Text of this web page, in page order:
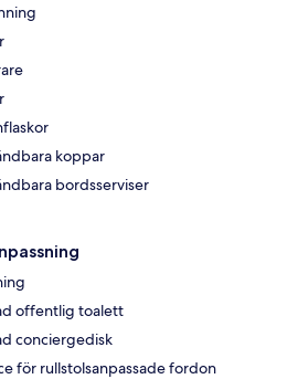
koppar
bordsserviser
offentlig toalett
conciergedisk
för rullstolsanpassade fordon